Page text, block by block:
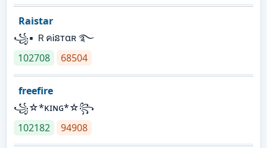
Raistar
꧁▪ ＲคᎥនтαʀ ࿐
102708
68504
freefire
꧁☆*κɪɴɢ*☆꧂
102182
94908